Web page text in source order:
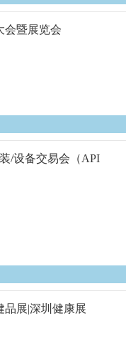
会暨展览会
/设备交易会（API
品展|深圳健康展